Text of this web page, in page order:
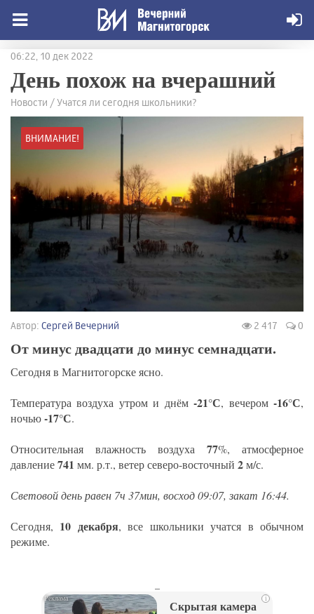
06:22, 10 дек 2022
День похож на вчерашний
Новости / Учатся ли сегодня школьники?
ВНИМАНИЕ!
Автор: Сергей Вечерний 2 417 0
От минус двадцати до минус семнадцати.
Сегодня в Магнитогорске ясно.
Температура воздуха утром и днём-21°С, вечером-16°С,
ночью-17°С.
Относительная влажность воздуха 77%, атмосферное
давление741 мм. р.т., ветер северо-восточный 2м/с.
Световой день равен 7ч 37мин, восход 09:07, закат 16:44.
Сегодня, 10 декабря, все школьники учатся в обычном
режиме.
i
Скрытая камера